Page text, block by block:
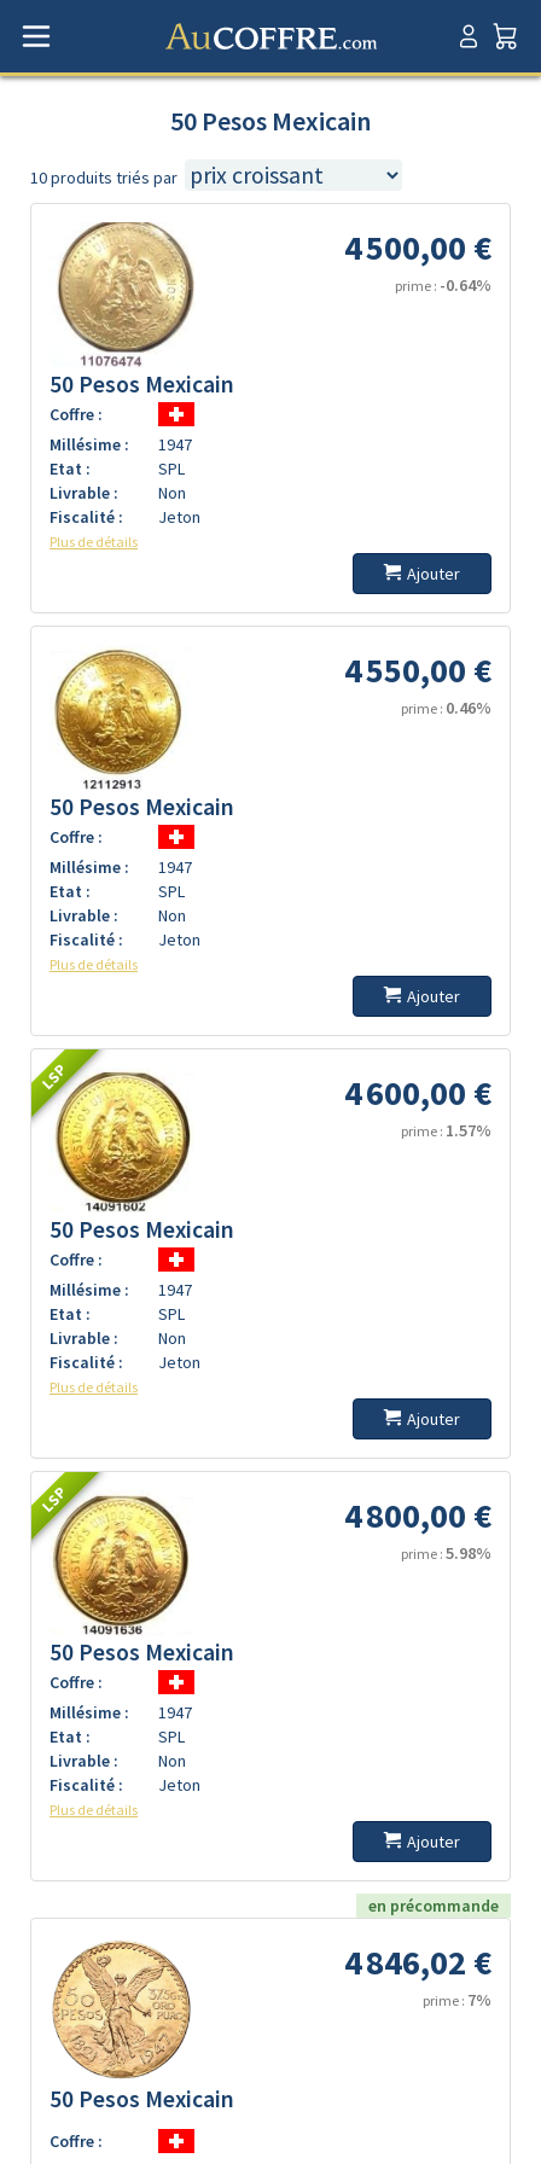
50 Pesos Mexicain
10 produits triés par
4 500,00 €
prime : -0.64%
50 Pesos Mexicain
Coffre :
Millésime :
1947
Etat :
SPL
Livrable :
Non
Fiscalité :
Jeton
Plus de détails
Ajouter
4 550,00 €
prime : 0.46%
50 Pesos Mexicain
Coffre :
Millésime :
1947
Etat :
SPL
Livrable :
Non
Fiscalité :
Jeton
Plus de détails
Ajouter
LSP 4 600,00 €
prime : 1.57%
50 Pesos Mexicain
Coffre :
Millésime :
1947
Etat :
SPL
Livrable :
Non
Fiscalité :
Jeton
Plus de détails
Ajouter
LSP 4 800,00 €
prime : 5.98%
50 Pesos Mexicain
Coffre :
Millésime :
1947
Etat :
SPL
Livrable :
Non
Fiscalité :
Jeton
Plus de détails
Ajouter
en précommande
4 846,02 €
prime : 7%
50 Pesos Mexicain
Coffre :